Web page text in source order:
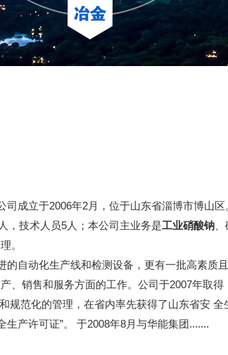
司成立于2006年2月，位于山东省淄博市博山区
，技术人员5人；本公司主业务是工业硝酸钠
。
自动化生产线和检测设备，更有一批高素质
、销售和服务方面的工作。公司于2007年取得
规范化的管理，在省内率先获得了山东省安 全
产许可证”。 于2008年8月与华能集团.......